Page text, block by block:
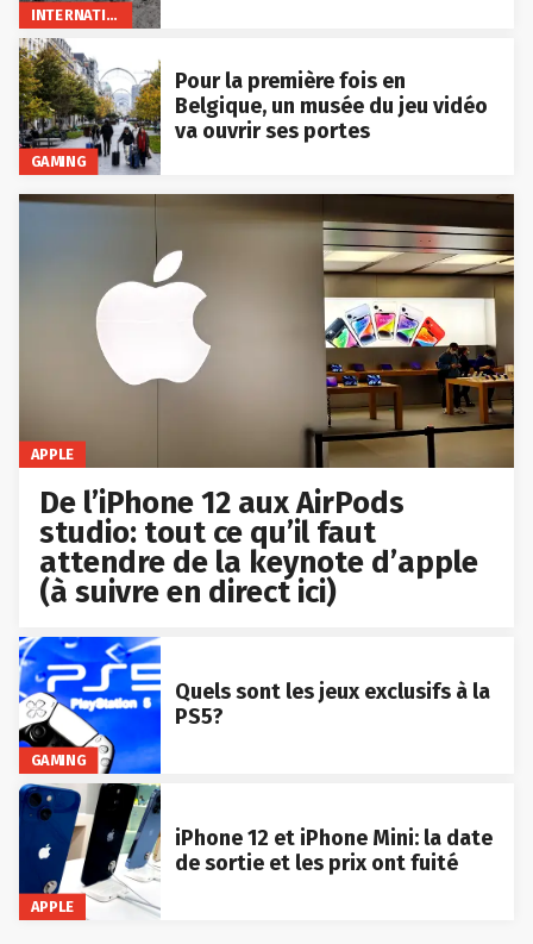
INTERNATIONAL
GAMING
Pour la première fois en
Belgique, un musée du jeu vidéo
va ouvrir ses portes
APPLE
De l’iPhone 12 aux AirPods
studio: tout ce qu’il faut
attendre de la keynote d’apple
(à suivre en direct ici)
GAMING
Quels sont les jeux exclusifs à la
PS5?
APPLE
iPhone 12 et iPhone Mini: la date
de sortie et les prix ont fuité